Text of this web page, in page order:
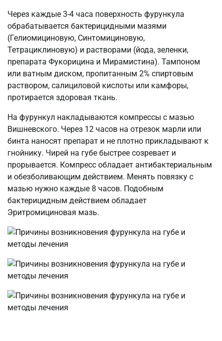
Через каждые 3-4 часа поверхность фурункула
обрабатывается бактерицидными мазями
(Гелиомициновую, Синтомициновую,
Тетрациклиновую) и растворами (йода, зеленки,
препарата Фукорицина и Мирамистина). Тампоном
или ватным диском, пропитанным 2% спиртовым
раствором, салициловой кислоты или камфоры,
протирается здоровая ткань.
На фурункул накладываются компрессы с мазью
Вишневского. Через 12 часов на отрезок марли или
бинта наносят препарат и не плотно прикладывают к
гнойнику. Чирей на губе быстрее созревает и
прорывается. Компресс обладает антибактериальным
и обезболивающим действием. Менять повязку с
мазью нужно каждые 8 часов. Подобным
бактерицидным действием обладает
Эритромициновая мазь.